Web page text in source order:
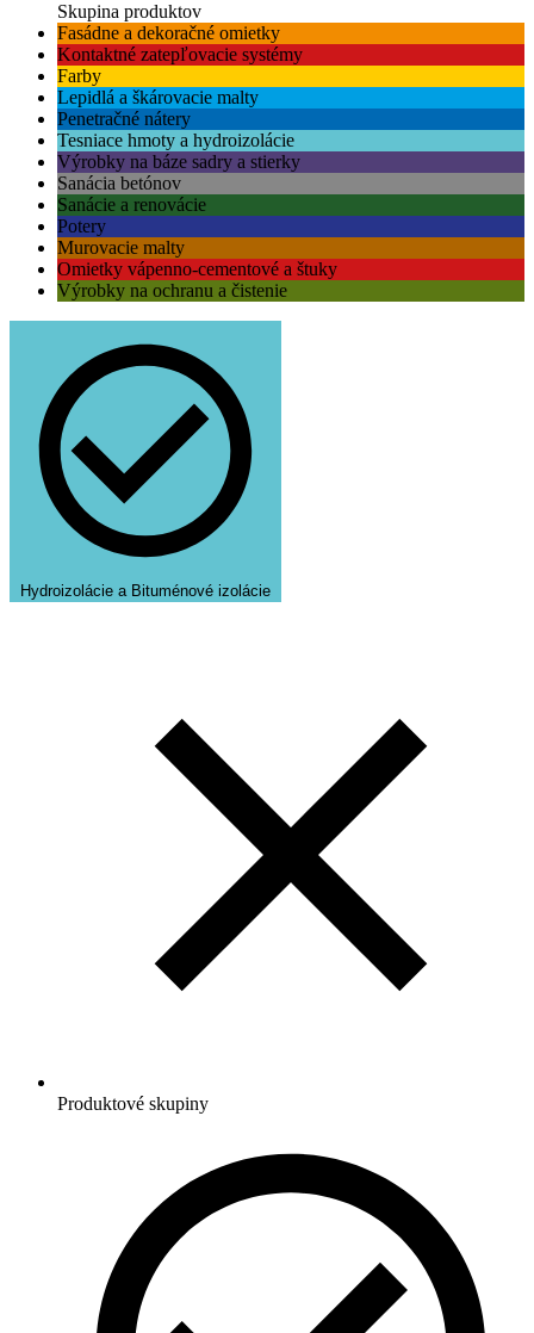
Skupina produktov
Fasádne a dekoračné omietky
Kontaktné zatepľovacie systémy
Farby
Lepidlá a škárovacie malty
Penetračné nátery
Tesniace hmoty a hydroizolácie
Výrobky na báze sadry a stierky
Sanácia betónov
Sanácie a renovácie
Potery
Murovacie malty
Omietky vápenno-cementové a štuky
Výrobky na ochranu a čistenie
Hydroizolácie a Bituménové izolácie
Produktové skupiny